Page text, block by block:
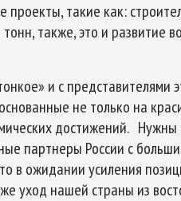
такие как:
также, это и развитие
и с представителями
не только на
достижений.
партнеры России с
в ожидании усиления
уход нашей страны из